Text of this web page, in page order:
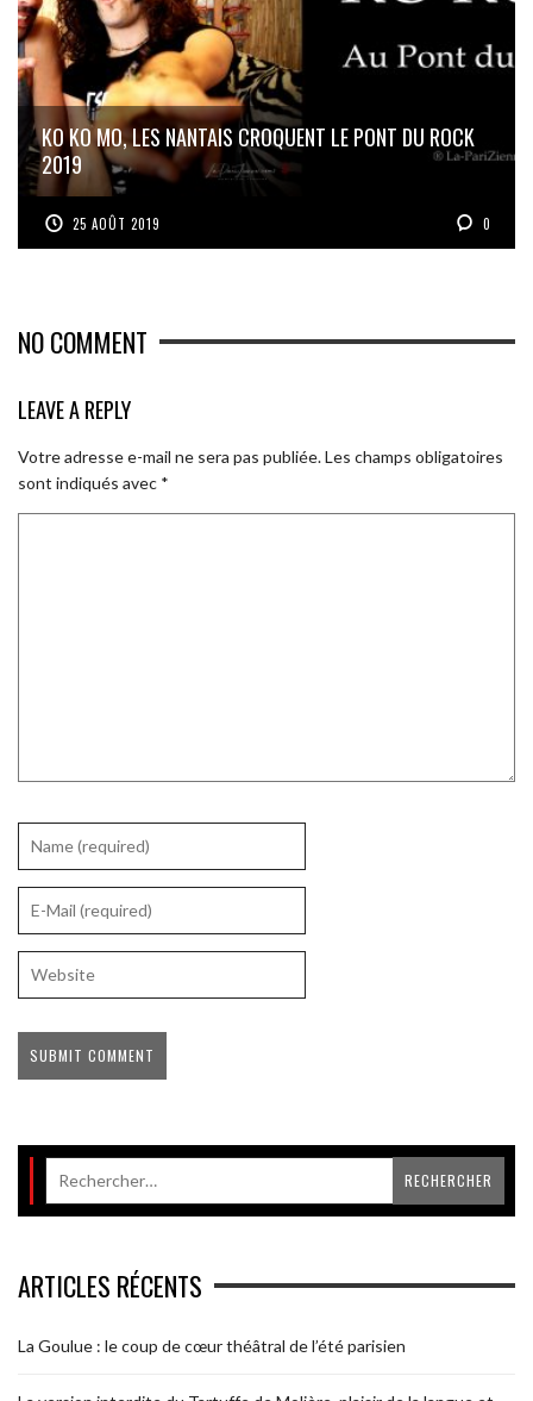
KO KO MO, LES NANTAIS CROQUENT LE PONT DU ROCK
2019
25 AOÛT 2019 0
NO COMMENT
LEAVE A REPLY
Votre adresse e-mail ne sera pas publiée.Les champs obligatoires
sont indiqués avec *
ARTICLES RÉCENTS
La Goulue : le coup de cœur théâtral de l’été parisien